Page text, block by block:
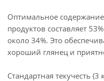
Оптимальное
продуктов составляет
около 34%. Это
хороший глянец и
Стандартная текучесть